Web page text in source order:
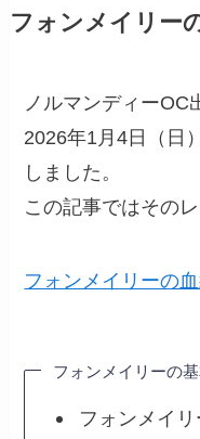
フォンメイリー
ノルマンディーOC
2026年1月4日（日
しました。
この記事ではその
フォンメイリーの
フォンメイリーの
フォンメイリ